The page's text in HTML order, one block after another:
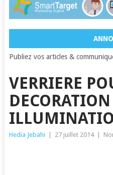
Publiez vos articles &
VERRIERE
DECORATION
Hedia Jebahi 27 juillet 2014